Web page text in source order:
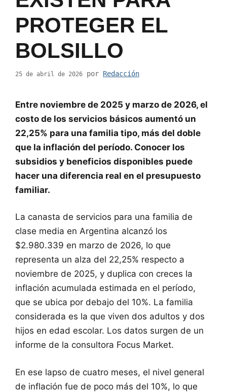
PROTEGER EL
BOLSILLO
25 de abril de 2026 por Redacción
Entre noviembre de 2025 y marzo de 2026, el
costo de los servicios básicos aumentó un
22,25% para una familia tipo, más del doble
que la inflación del período. Conocer los
subsidios y beneficios disponibles puede
hacer una diferencia real en el presupuesto
familiar.
La canasta de servicios para una familia de
clase media en Argentina alcanzó los
$2.980.339 en marzo de 2026, lo que
representa un alza del 22,25% respecto a
noviembre de 2025, y duplica con creces la
inflación acumulada estimada en el período,
que se ubica por debajo del 10%. La familia
considerada es la que viven dos adultos y dos
hijos en edad escolar. Los datos surgen de un
informe de la consultora Focus Market.
En ese lapso de cuatro meses, el nivel general
de inflación fue de poco más del 10%, lo que